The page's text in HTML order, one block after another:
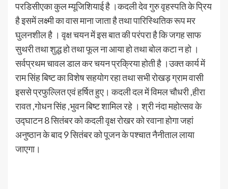
परडिसीएका कुल म्यूजिशियाई है ।कदली देव गुरु वृहस्पति के प्रिय
है इसमें लक्ष्मी का वास माना जाता है तथा पारिस्थितिक रूप मर
घुलनशील है । वृक्ष चयन में इस बात की परंपरा है कि जगह साफ
सुथरी तथा शुद्ध हो तथा फूल ना आया हो तथा बोल कटा न हो ।
सर्वप्रथम चावल डाल कर चयन प्रक्रिया होती है ।उक्त कार्य में
राम सिंह बिष्ट का विशेष सहयोग रहा तथा सभी रोखड़ ग्राम वासी
इससे प्रफुल्लित एवं हर्षित हुए। कदली दल में विमल चौधरी ,हीरा
रावत ,गोधन सिंह ,भुवन बिष्ट शामिल रहे । श्री नंदा महोत्सव के
उद्घाटन 8 सितंबर को कदली वृक्ष रोखर को रवाना होगा जहां
अनुष्ठान के बाद 9 सितंबर को पूजन के पश्चात नैनीताल लाया
जाएगा।